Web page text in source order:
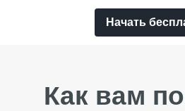
Начать
Как вам